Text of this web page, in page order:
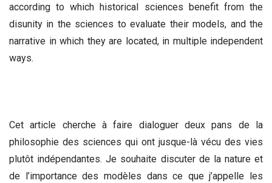
according to which historical sciences benefit from the
disunity in the sciences to evaluate their models, and the
narrative in which they are located, in multiple independent
ways.
Cet article cherche à faire dialoguer deux pans de la
philosophie des sciences qui ont jusque-là vécu des vies
plutôt indépendantes. Je souhaite discuter de la nature et
de l’importance des modèles dans ce que j’appelle les